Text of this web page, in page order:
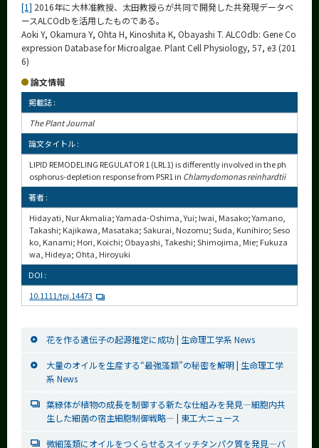
[1] 2016年に大林准教授、太田教授らが共同で開発した共発現データベ
ースALCOdbを活用したものである。
Aoki Y, Okamura Y, Ohta H, Kinoshita K, Obayashi T. ALCOdb: Gene Co
expression Database for Microalgae. Plant Cell Physiology, 57, e3 (201
6)
論文情報
掲載誌 :
The Plant Journal
論文タイトル :
LIPID REMODELING REGULATOR 1 (LRL1) is differently involved in the ph
osphorus-depletion response from PSR1 in Chlamydomonas reinhardtii
著者 :
Hidayati, Nur Akmalia; Yamada-Oshima, Yui; Iwai, Masako; Yamano,
Takashi; Kajikawa, Masataka; Sakurai, Nozomu; Suda, Kunihiro; Seso
ko, Kanami; Hori, Koichi; Obayashi, Takeshi; Shimojima, Mie; Fukuza
wa, Hideya; Ohta, Hiroyuki
DOI :
10.1111/tpj.14473
花を作る遺伝子の起源推定に成功 | 生命理工学系 News
大量のオイルを生産する“最強藻類”の秘密を解明 | 生命理工学
系 News
葉緑体が植物の成長を制御する新たな仕組みを発見―細胞内共
生した細菌の宿主細胞制御戦略― | 東工大ニュース
微細藻類にオイルをつくらせるスイッチタンパク質を発見―バ